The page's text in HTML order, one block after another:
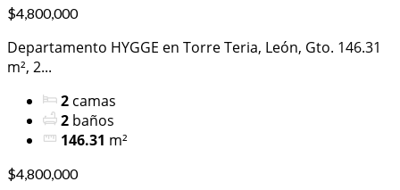
$4,800,000
Departamento HYGGE en Torre Teria, León, Gto. 146.31
m², 2...
2 camas
2 baños
146.31 m²
$4,800,000